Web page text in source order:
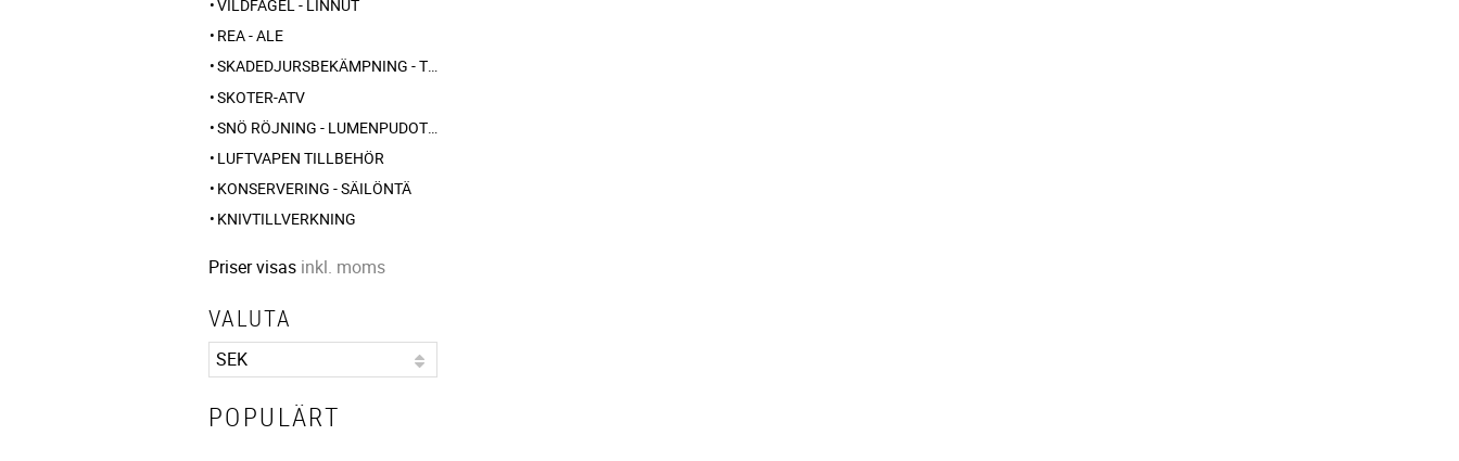
VILDFÅGEL - LINNUT
REA - ALE
SKADEDJURSBEKÄMPNING - TUHOLAISTORJUNTA
SKOTER-ATV
SNÖ RÖJNING - LUMENPUDOTUS
LUFTVAPEN TILLBEHÖR
KONSERVERING - SÄILÖNTÄ
KNIVTILLVERKNING
Priser visas inkl. moms
VALUTA
POPULÄRT